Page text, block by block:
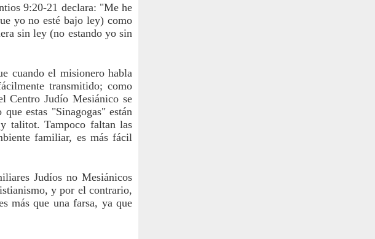
9:20-21 declara: "Me he
yo no esté bajo ley) como
sin ley (no estando yo sin
cuando el misionero habla
transmitido; como
Centro Judío Mesiánico se
estas "Sinagogas" están
talitot. Tampoco faltan las
familiar, es más fácil
Judíos no Mesiánicos
y por el contrario,
más que una farsa, ya que